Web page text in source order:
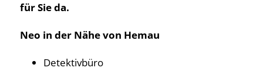
für Sie da.
Neo in der Nähe von Hemau
Detektivbüro